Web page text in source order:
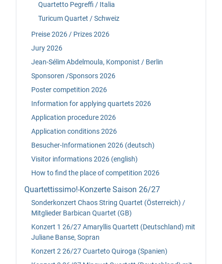
Quartetto Pegreffi / Italia
Turicum Quartet / Schweiz
Preise 2026 / Prizes 2026
Jury 2026
Jean-Sélim Abdelmoula, Komponist / Berlin
Sponsoren /Sponsors 2026
Poster competition 2026
Information for applying quartets 2026
Application procedure 2026
Application conditions 2026
Besucher-Informationen 2026 (deutsch)
Visitor informations 2026 (english)
How to find the place of competition 2026
Quartettissimo!-Konzerte Saison 26/27
Sonderkonzert Chaos String Quartet (Österreich) /
Mitglieder Barbican Quartet (GB)
Konzert 1 26/27 Amaryllis Quartett (Deutschland) mit
Juliane Banse, Sopran
Konzert 2 26/27 Cuarteto Quiroga (Spanien)